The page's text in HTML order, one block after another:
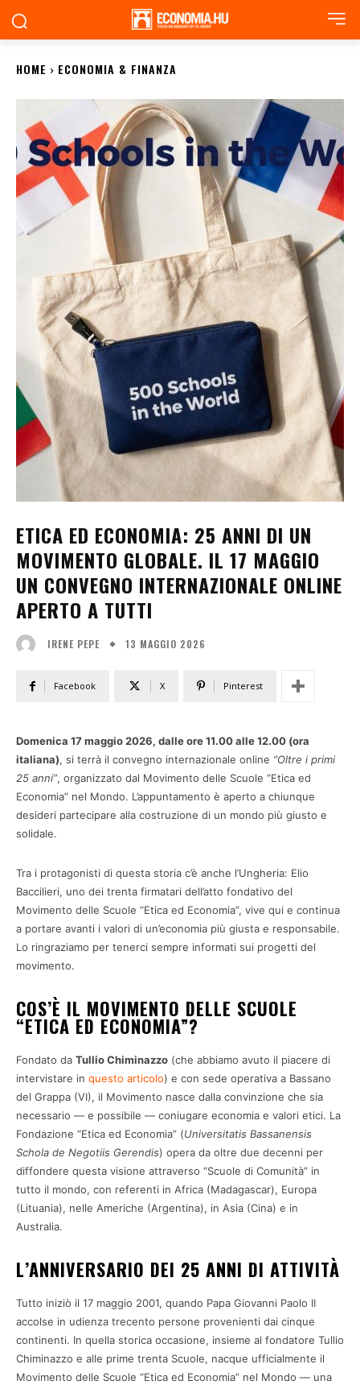
HOME ECONOMIA & FINANZA
ETICA ED ECONOMIA: 25 ANNI DI UN
MOVIMENTO GLOBALE. IL 17 MAGGIO
UN CONVEGNO INTERNAZIONALE ONLINE
APERTO A TUTTI
IRENE PEPE 13 MAGGIO 2026
Facebook X Pinterest
Domenica 17 maggio 2026, dalle ore 11.00 alle 12.00 (ora
italiana), si terrà il convegno internazionale online “Oltre i primi
25 anni”, organizzato dal Movimento delle Scuole “Etica ed
Economia” nel Mondo. L’appuntamento è aperto a chiunque
desideri partecipare alla costruzione di un mondo più giusto e
solidale.
Tra i protagonisti di questa storia c’è anche l’Ungheria: Elio
Baccilieri, uno dei trenta firmatari dell’atto fondativo del
Movimento delle Scuole “Etica ed Economia”, vive qui e continua
a portare avanti i valori di un’economia più giusta e responsabile.
Lo ringraziamo per tenerci sempre informati sui progetti del
movimento.
COS’È IL MOVIMENTO DELLE SCUOLE
“ETICA ED ECONOMIA”?
Fondato da Tullio Chiminazzo (che abbiamo avuto il piacere di
intervistare in questo articolo) e con sede operativa a Bassano
del Grappa (VI), il Movimento nasce dalla convinzione che sia
necessario — e possibile — coniugare economia e valori etici. La
Fondazione “Etica ed Economia” (Universitatis Bassanensis
Schola de Negotiis Gerendis) opera da oltre due decenni per
diffondere questa visione attraverso “Scuole di Comunità” in
tutto il mondo, con referenti in Africa (Madagascar), Europa
(Lituania), nelle Americhe (Argentina), in Asia (Cina) e in
Australia.
L’ANNIVERSARIO DEI 25 ANNI DI ATTIVITÀ
Tutto iniziò il 17 maggio 2001, quando Papa Giovanni Paolo II
accolse in udienza trecento persone provenienti dai cinque
continenti. In quella storica occasione, insieme al fondatore Tullio
Chiminazzo e alle prime trenta Scuole, nacque ufficialmente il
Movimento delle Scuole “Etica ed Economia” nel Mondo — una